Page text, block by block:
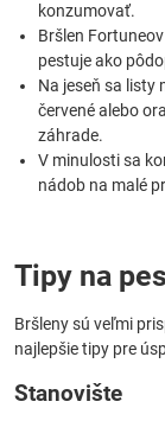
konzumovať.
Bršlen
pestuje ako
Na jeseň sa listy
červené alebo
záhrade.
V minulosti sa
nádob na malé
Tipy na
Bršleny sú veľmi
najlepšie tipy pre
Stanovište